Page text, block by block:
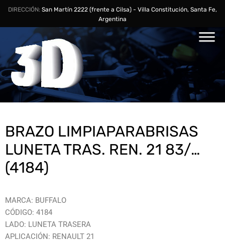
DIRECCIÓN: San Martín 2222 (frente a Cilsa) - Villa Constitución, Santa Fe,
Argentina
BRAZO LIMPIAPARABRISAS
LUNETA TRAS. REN. 21 83/…
(4184)
MARCA: BUFFALO
CÓDIGO: 4184
LADO: LUNETA TRASERA
APLICACIÓN: RENAULT 21